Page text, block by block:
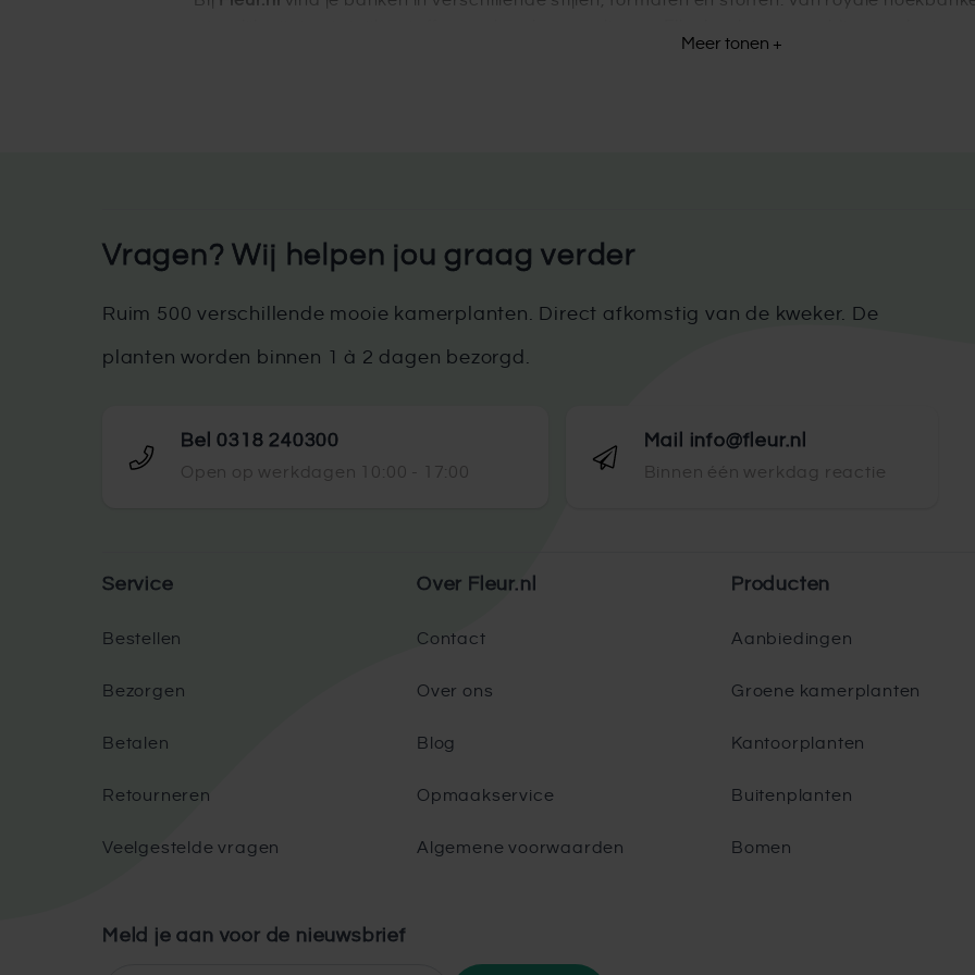
Ontdek onze collectie en vind de bank die past bij jouw woonstijl én
Meer tonen +
Vragen? Wij helpen jou graag verder
Ruim 500 verschillende mooie kamerplanten. Direct afkomstig van de kweker. De
planten worden binnen 1 à 2 dagen bezorgd.
Bel 0318 240300
Open op werkdagen 10:00 - 17:00
Mail info@fleur.nl
Binnen één werkdag reactie
Service
Bestellen
Bezorgen
Betalen
Retourneren
Veelgestelde vragen
Over Fleur.nl
Contact
Over ons
Blog
Opmaakservice
Algemene voorwaarden
Producten
Aanbiedingen
Groene kamerplanten
Kantoorplanten
Buitenplanten
Bomen
Meld je aan voor de nieuwsbrief